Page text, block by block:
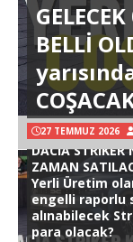
BELLİ
27 TEMMUZ 2026
DACIA STRIKER
ZAMAN
Yerli Üretim
engelli raporlu
alınabilecek
para olacak?